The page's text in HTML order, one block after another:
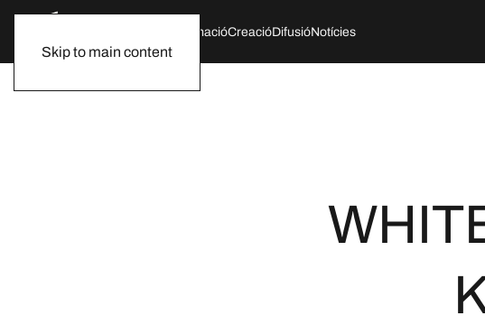
Skip to main content
FormacióCreacióDifusióNotícies